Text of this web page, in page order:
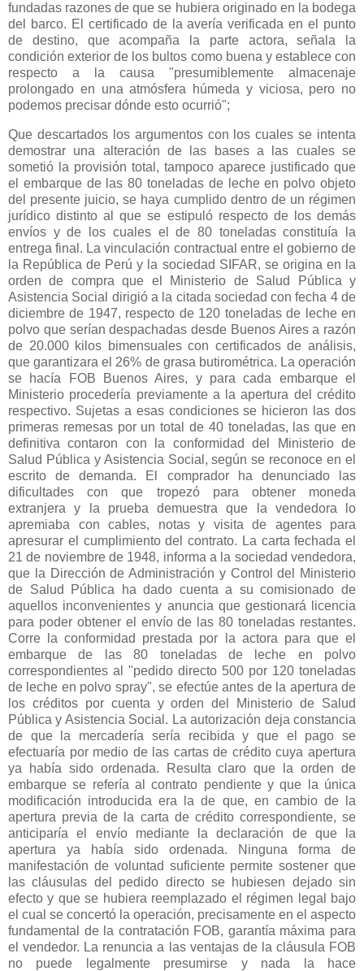
fundadas razones de que se hubiera originado en la bodega
del barco. El certificado de la avería verificada en el punto
de destino, que acompaña la parte actora, señala la
condición exterior de los bultos como buena y establece con
respecto a la causa "presumiblemente almacenaje
prolongado en una atmósfera húmeda y viciosa, pero no
podemos precisar dónde esto ocurrió";
Que descartados los argumentos con los cuales se intenta
demostrar una alteración de las bases a las cuales se
sometió la provisión total, tampoco aparece justificado que
el embarque de las 80 toneladas de leche en polvo objeto
del presente juicio, se haya cumplido dentro de un régimen
jurídico distinto al que se estipuló respecto de los demás
envíos y de los cuales el de 80 toneladas constituía la
entrega final. La vinculación contractual entre el gobierno de
la República de Perú y la sociedad SIFAR, se origina en la
orden de compra que el Ministerio de Salud Pública y
Asistencia Social dirigió a la citada sociedad con fecha 4 de
diciembre de 1947, respecto de 120 toneladas de leche en
polvo que serían despachadas desde Buenos Aires a razón
de 20.000 kilos bimensuales con certificados de análisis,
que garantizara el 26% de grasa butirométrica. La operación
se hacía FOB Buenos Aires, y para cada embarque el
Ministerio procedería previamente a la apertura del crédito
respectivo. Sujetas a esas condiciones se hicieron las dos
primeras remesas por un total de 40 toneladas, las que en
definitiva contaron con la conformidad del Ministerio de
Salud Pública y Asistencia Social, según se reconoce en el
escrito de demanda. El comprador ha denunciado las
dificultades con que tropezó para obtener moneda
extranjera y la prueba demuestra que la vendedora lo
apremiaba con cables, notas y visita de agentes para
apresurar el cumplimiento del contrato. La carta fechada el
21 de noviembre de 1948, informa a la sociedad vendedora,
que la Dirección de Administración y Control del Ministerio
de Salud Pública ha dado cuenta a su comisionado de
aquellos inconvenientes y anuncia que gestionará licencia
para poder obtener el envío de las 80 toneladas restantes.
Corre la conformidad prestada por la actora para que el
embarque de las 80 toneladas de leche en polvo
correspondientes al "pedido directo 500 por 120 toneladas
de leche en polvo spray", se efectúe antes de la apertura de
los créditos por cuenta y orden del Ministerio de Salud
Pública y Asistencia Social. La autorización deja constancia
de que la mercadería sería recibida y que el pago se
efectuaría por medio de las cartas de crédito cuya apertura
ya había sido ordenada. Resulta claro que la orden de
embarque se refería al contrato pendiente y que la única
modificación introducida era la de que, en cambio de la
apertura previa de la carta de crédito correspondiente, se
anticiparía el envío mediante la declaración de que la
apertura ya había sido ordenada. Ninguna forma de
manifestación de voluntad suficiente permite sostener que
las cláusulas del pedido directo se hubiesen dejado sin
efecto y que se hubiera reemplazado el régimen legal bajo
el cual se concertó la operación, precisamente en el aspecto
fundamental de la contratación FOB, garantía máxima para
el vendedor. La renuncia a las ventajas de la cláusula FOB
no puede legalmente presumirse y nada la hace